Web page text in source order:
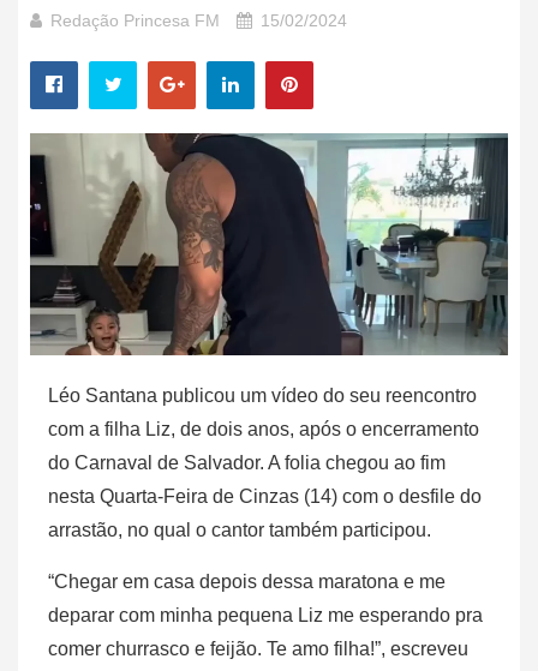
Redação Princesa FM 15/02/2024
Léo Santana publicou um vídeo do seu reencontro
com a filha Liz, de dois anos, após o encerramento
do Carnaval de Salvador. A folia chegou ao fim
nesta Quarta-Feira de Cinzas (14) com o desfile do
arrastão, no qual o cantor também participou.
“Chegar em casa depois dessa maratona e me
deparar com minha pequena Liz me esperando pra
comer churrasco e feijão. Te amo filha!”, escreveu